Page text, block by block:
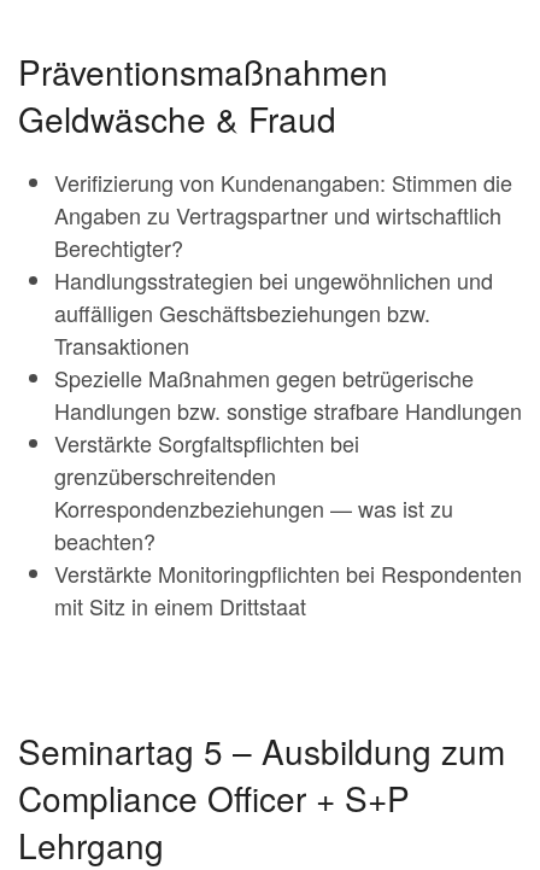
Präventionsmaßnahmen
Geldwäsche & Fraud
Verifizierung von Kundenangaben: Stimmen die
Angaben zu Vertragspartner und wirtschaftlich
Berechtigter?
Handlungsstrategien bei ungewöhnlichen und
auffälligen Geschäftsbeziehungen bzw.
Transaktionen
Spezielle Maßnahmen gegen betrügerische
Handlungen bzw. sonstige strafbare Handlungen
Verstärkte Sorgfaltspflichten bei
grenzüberschreitenden
Korrespondenzbeziehungen — was ist zu
beachten?
Verstärkte Monitoringpflichten bei Respondenten
mit Sitz in einem Drittstaat
Seminartag 5 – Ausbildung zum
Compliance Officer + S+P
Lehrgang